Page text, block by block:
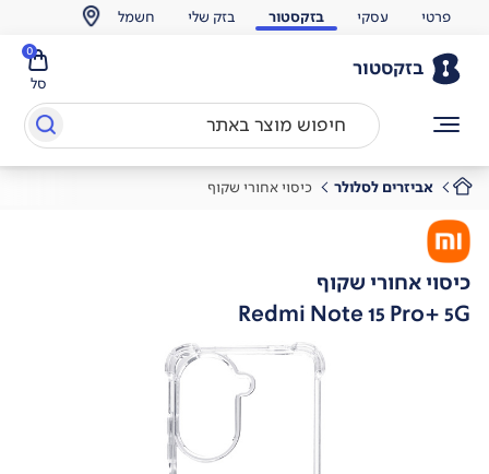
פרטי עסקי בזקסטור בזק שלי חשמל
בזקסטור
סל
0
אביזרים לסלולר כיסוי אחורי שקוף
כיסוי אחורי שקוף
Redmi Note 15 Pro+ 5G